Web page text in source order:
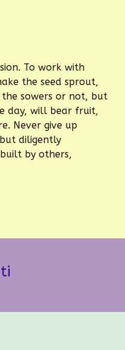
To work with
the seed sprout,
the sowers or not, but
day, will bear fruit,
Never give up
diligently
by others,